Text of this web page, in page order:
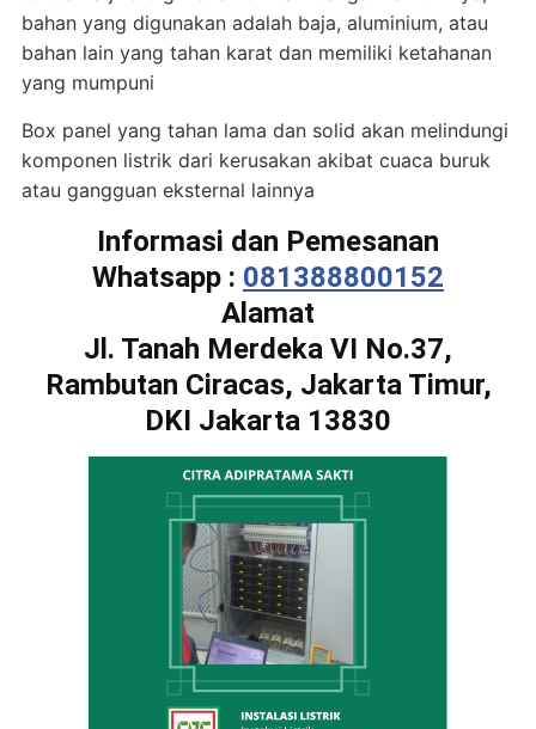
bahan yang digunakan adalah baja, aluminium, atau
bahan lain yang tahan karat dan memiliki ketahanan
yang mumpuni
Box panel yang tahan lama dan solid akan melindungi
komponen listrik dari kerusakan akibat cuaca buruk
atau gangguan eksternal lainnya
Informasi dan Pemesanan
Whatsapp : 081388800152
Alamat
Jl. Tanah Merdeka VI No.37,
Rambutan Ciracas, Jakarta Timur,
DKI Jakarta 13830